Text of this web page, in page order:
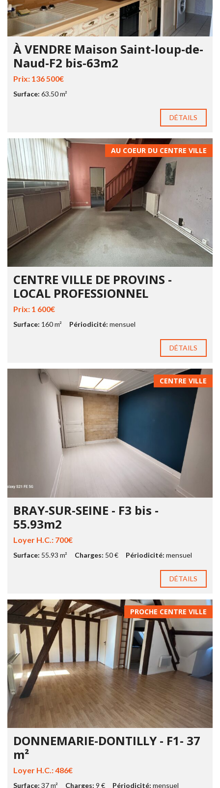
À VENDRE Maison Saint-loup-de-
Naud-F2 bis-63m2
Prix: 136 500€
Surface: 63.50 m²
DÉTAILS
AU COEUR DU CENTRE VILLE
CENTRE VILLE DE PROVINS -
LOCAL PROFESSIONNEL
Prix: 1 600€
Surface: 160 m² Périodicité: mensuel
DÉTAILS
CENTRE VILLE
BRAY-SUR-SEINE - F3 bis -
55.93m2
Loyer H.C.: 700€
Surface: 55.93 m² Charges: 50 € Périodicité: mensuel
DÉTAILS
PROCHE CENTRE VILLE
DONNEMARIE-DONTILLY - F1- 37
m²
Loyer H.C.: 486€
Surface: 37 m² Charges: 9 € Périodicité: mensuel